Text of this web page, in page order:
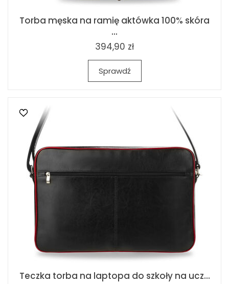
Torba męska na ramię aktówka 100% skóra
...
394,90 zł
Sprawdź
Teczka torba na laptopa do szkoły na ucz...